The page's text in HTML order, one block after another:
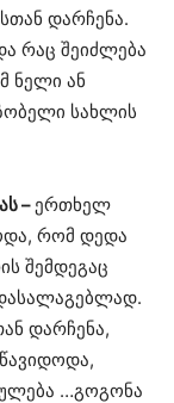
დარჩენა.
რაც შეიძლება
ნელი ან
სახლის
–ერთხელ
რომ დედა
შემდეგაც
დარჩენა,
…გოგონა